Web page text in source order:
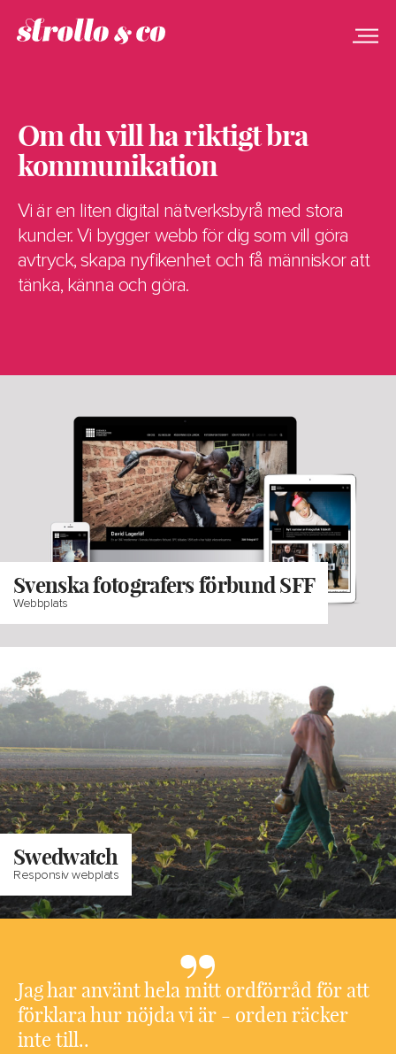
Om du vill ha riktigt bra
kommunikation
Vi är en liten digital nätverksbyrå med stora
kunder. Vi bygger webb för dig som vill göra
avtryck, skapa nyfikenhet och få människor att
tänka, känna och göra.
Svenska fotografers förbund SFF
Webbplats
Swedwatch
Responsiv webplats
Jag har använt hela mitt ordförråd för att
förklara hur nöjda vi är - orden räcker
inte till..
Case
Tjänster
Om